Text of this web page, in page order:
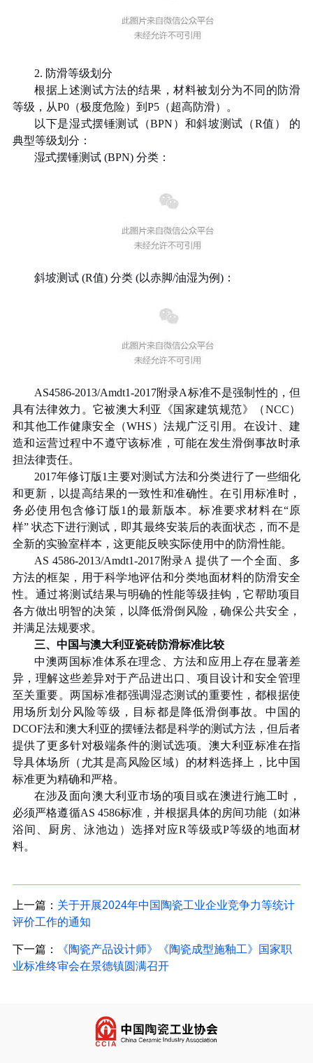
2. 防滑等级划分
根据上述测试方法的结果，材料被划分为不同的防滑
等级，从P0（极度危险）到 P5（超高防滑）。
以下是湿式摆锤测试（BPN ） 和斜坡测试（R值） 的
典型等级划分：
湿式摆锤测试(BPN) 分类：
斜坡测试(R值) 分类(以赤脚/油湿为例)：
AS4586-2013/Amdt1-2017附录A标准不是强制性的，但
具有法律效力。它被澳大利亚《国家建筑规范》（NCC）
和其他工作健康安全（WHS ）法规广泛引用。在设计、建
造和运营过程中不遵守该标准，可能在发生滑倒事故时承
担法律责任。
2017年修订版1 主要对测试方法和分类进行了一些细化
和更新，以提高结果的一致性和准确性。在引用标准时，
务必使用包含修订版 1 的最新版本。标准要求材料在“原
样”状态下进行测试，即其最终安装后的表面状态，而不是
全新的实验室样本，这更能反映实际使用中的防滑性能。
AS 4586-2013/Amdt1-2017附录A 提供了一个全面、多
方法的框架，用于科学地评估和分类地面材料的防滑安全
性。通过将测试结果与明确的性能等级挂钩，它帮助项目
各方做出明智的决策，以降低滑倒风险，确保公共安全，
并满足法规要求。
三、中国与澳大利亚瓷砖防滑标准比较
中澳两国标准体系在理念、方法和应用上存在显著差
异，理解这些差异对于产品进出口、项目设计和安全管理
至关重要。两国标准都强调湿态测试的重要性，都根据使
用场所划分风险等级，目标都是降低滑倒事故。中国的
DCOF法和澳大利亚的摆锤法都是科学的测试方法，但后者
提供了更多针对极端条件的测试选项。澳大利亚标准在指
导具体场所（尤其是高风险区域）的材料选择上，比中国
标准更为精确和严格。
在涉及面向澳大利亚市场的项目或在澳进行施工时，
必须严格遵循AS 4586标准，并根据具体的房间功能（如淋
浴间、厨房、泳池边）选择对应R等级或P等级的地面材
料。
上一篇： 关于开展2024年中国陶瓷工业企业竞争力等统计
评价工作的通知
下一篇：
《陶瓷产品设计师》《陶瓷成型施釉工》国家职
业标准终审会在景德镇圆满召开